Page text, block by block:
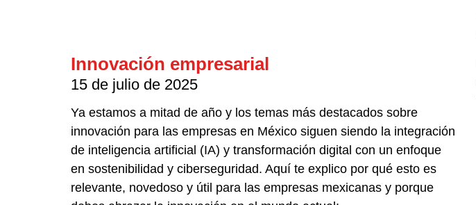
Innovación empresarial
15 de julio de 2025
Ya estamos a mitad de año y los temas más destacados sobre
innovación para las empresas en México siguen siendo la integración
de inteligencia artificial (IA) y transformación digital con un enfoque
en sostenibilidad y ciberseguridad. Aquí te explico por qué esto es
relevante, novedoso y útil para las empresas mexicanas y porque